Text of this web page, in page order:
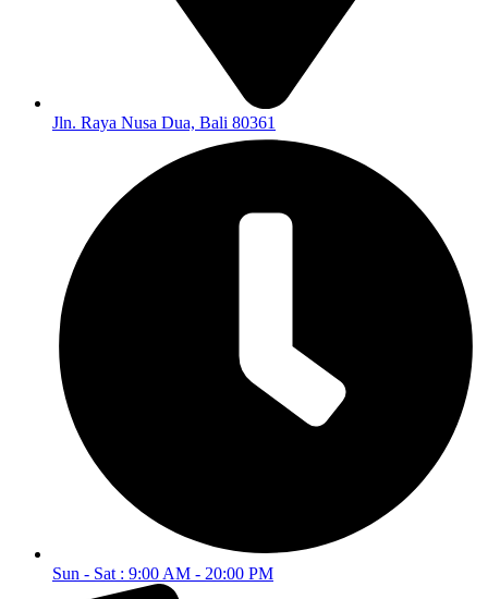
Jln. Raya Nusa Dua, Bali 80361
Sun - Sat : 9:00 AM - 20:00 PM